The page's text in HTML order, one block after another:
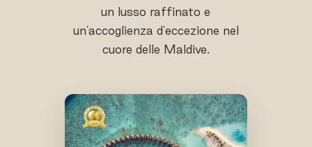
un lusso raffinato e
un'accoglienza d'eccezione nel
cuore delle Maldive.